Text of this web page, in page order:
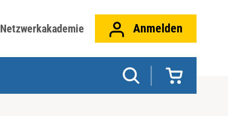
Netzwerkakademie Anmelden